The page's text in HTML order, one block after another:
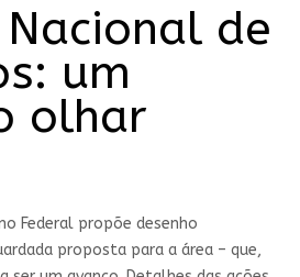
de
um
olhar
Federal propõe desenho
proposta para a área – que,